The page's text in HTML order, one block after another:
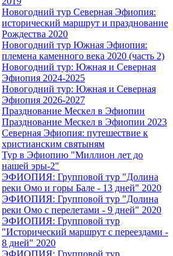
Новогодний тур Северная Эфиопия:
исторический маршрут и празднование
Рождества 2020
Новогодний тур Южная Эфиопия:
племена каменного века 2020 (часть 2)
Новогодний тур: Южная и Северная
Эфиопия 2024-2025
Новогодний тур: Южная и Северная
Эфиопия 2026-2027
Празднование Мескел в Эфиопии
Празднование Мескел в Эфиопии 2023
Северная Эфиопия: путешествие к
христианским святыням
Тур в Эфиопию "Миллион лет до
нашей эры-2"
ЭФИОПИЯ: Групповой тур "Долина
реки Омо и горы Бале - 13 дней" 2020
ЭФИОПИЯ: Групповой тур "Долина
реки Омо с перелетами - 9 дней" 2020
ЭФИОПИЯ: Групповой тур
"Исторический маршрут с переездами -
8 дней" 2020
ЭФИОПИЯ: Групповой тур